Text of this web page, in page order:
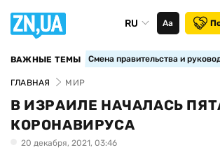
RU Аа
ВАЖНЫЕ ТЕМЫ Смена правительства и
ГЛАВНАЯ МИР
В ИЗРАИЛЕ НАЧАЛАСЬ
КОРОНАВИРУСА
20 декабря, 2021, 03:46